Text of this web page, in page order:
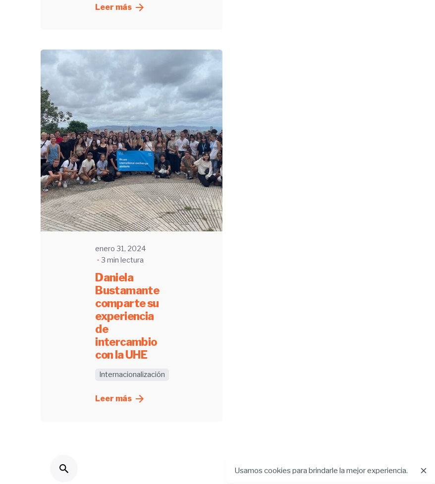
Leer más
Enviado
por
UHE
enero 31, 2024
3 min lectura
Daniela
Bustamante
comparte su
experiencia
de
intercambio
con la UHE
Internacionalización
Leer más
Usamos cookies para brindarle la mejor experiencia.